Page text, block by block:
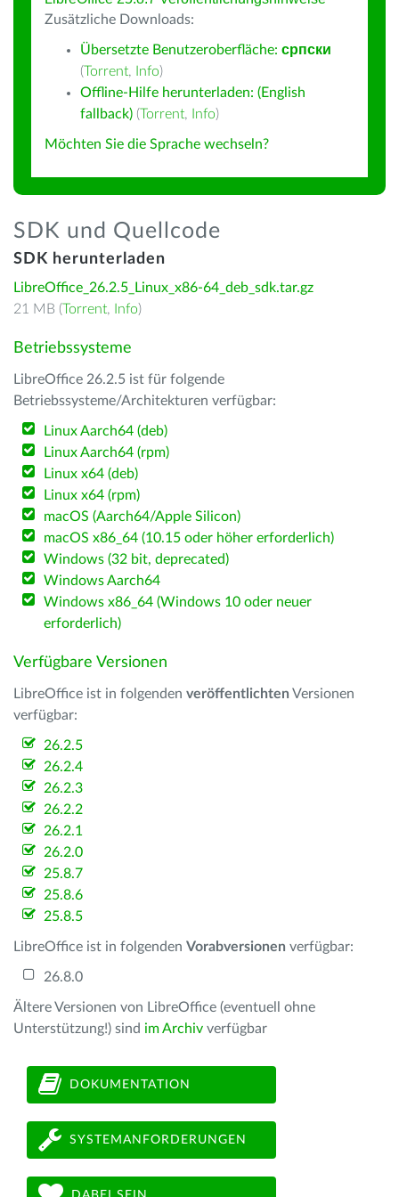
Zusätzliche Downloads:
Übersetzte Benutzeroberfläche: српски
(Torrent, Info)
Offline-Hilfe herunterladen: (English
fallback) (Torrent, Info)
Möchten Sie die Sprache wechseln?
SDK und Quellcode
SDK herunterladen
LibreOffice_26.2.5_Linux_x86-64_deb_sdk.tar.gz
21 MB (Torrent, Info)
Betriebssysteme
LibreOffice 26.2.5 ist für folgende
Betriebssysteme/Architekturen verfügbar:
Linux Aarch64 (deb)
Linux Aarch64 (rpm)
Linux x64 (deb)
Linux x64 (rpm)
macOS (Aarch64/Apple Silicon)
macOS x86_64 (10.15 oder höher erforderlich)
Windows (32 bit, deprecated)
Windows Aarch64
Windows x86_64 (Windows 10 oder neuer
erforderlich)
Verfügbare Versionen
LibreOffice ist in folgenden veröffentlichten Versionen
verfügbar:
26.2.5
26.2.4
26.2.3
26.2.2
26.2.1
26.2.0
25.8.7
25.8.6
25.8.5
LibreOffice ist in folgenden Vorabversionen verfügbar:
26.8.0
Ältere Versionen von LibreOffice (eventuell ohne
Unterstützung!) sind im Archiv verfügbar
DOKUMENTATION
SYSTEMANFORDERUNGEN